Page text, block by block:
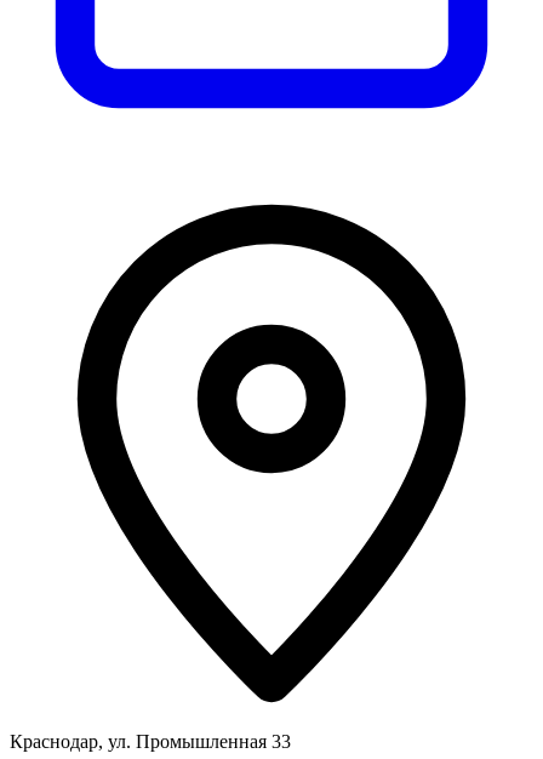
Краснодар, ул. Промышленная 33